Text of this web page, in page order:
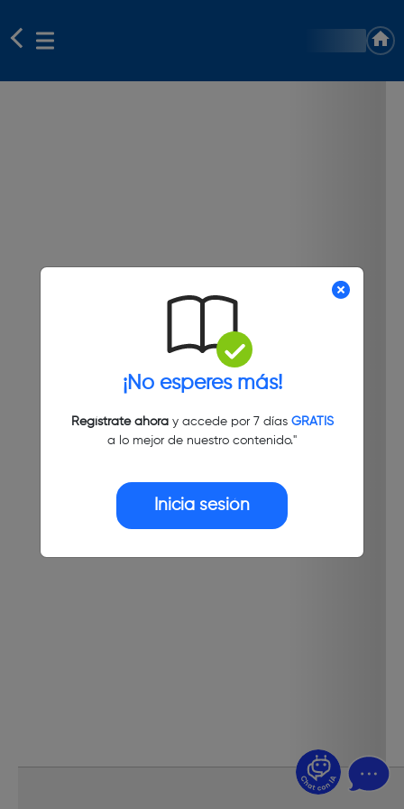
¡No esperes más!
Regístrate ahoray accede por 7 días GRATIS
a lo mejor de nuestro contenido."
Inicia sesión